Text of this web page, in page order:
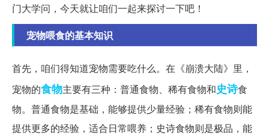
门大学问，今天就让咱们一起来探讨一下吧！
宠物喂食的基本知识
首先，咱们得知道宠物需要吃什么。在《崩溃大陆》里，
宠物的食物主要有三种：普通食物、稀有食物和史诗食
物。普通食物是基础，能够提供少量经验；稀有食物则能
提供更多的经验，适合日常喂养；史诗食物则是极品，能